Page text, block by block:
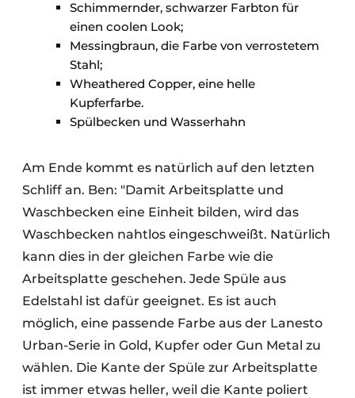
Schimmernder, schwarzer Farbton für
einen coolen Look;
Messingbraun, die Farbe von verrostetem
Stahl;
Wheathered Copper, eine helle
Kupferfarbe.
Spülbecken und Wasserhahn
Am Ende kommt es natürlich auf den letzten
Schliff an. Ben: "Damit Arbeitsplatte und
Waschbecken eine Einheit bilden, wird das
Waschbecken nahtlos eingeschweißt. Natürlich
kann dies in der gleichen Farbe wie die
Arbeitsplatte geschehen. Jede Spüle aus
Edelstahl ist dafür geeignet. Es ist auch
möglich, eine passende Farbe aus der Lanesto
Urban-Serie in Gold, Kupfer oder Gun Metal zu
wählen. Die Kante der Spüle zur Arbeitsplatte
ist immer etwas heller, weil die Kante poliert